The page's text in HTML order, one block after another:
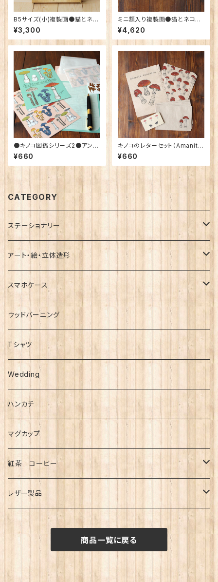
B5サイズ(小)複製画●猫とネコ
の絵本シリーズ●猫とネコの雨
宿り
¥3,300
ミニ額入り複製画●猫とネコの
絵本シリーズ●6種類セット
¥4,620
●キノコ図鑑シリーズ2●アンテ
ィークキノコ図鑑のレターセット
¥660
キノコのレターセット（Amanita
muscaria）
¥660
CATEGORY
ステーショナリー
レターセット
ポストカード
ラッピング袋・ポチ袋
メッセージカード
シール
メモ・ふせん
カレンダー
アート・絵・立体造形
小箱
ブローチ
招き猫
複製画
B4サイズ(大)
B5サイズ(小)
ミニ額入り複製画
スマホケース
ハードケース
手帳型ケース
ウッドバーニング
Tシャツ
Wedding
ハンカチ
マグカップ
紅茶 コーヒー
紅茶
コーヒー
レザー製品
キーホルダー
商品一覧に戻る